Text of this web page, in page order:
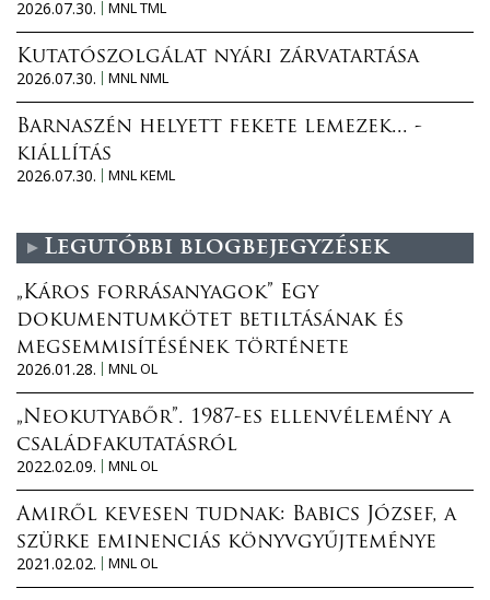
2026.07.30.
MNL TML
Kutatószolgálat nyári zárvatartása
2026.07.30.
MNL NML
Barnaszén helyett fekete lemezek... -
kiállítás
2026.07.30.
MNL KEML
Legutóbbi blogbejegyzések
„Káros forrásanyagok” Egy
dokumentumkötet betiltásának és
megsemmisítésének története
2026.01.28.
MNL OL
„Neokutyabőr”. 1987-es ellenvélemény a
családfakutatásról
2022.02.09.
MNL OL
Amiről kevesen tudnak: Babics József, a
szürke eminenciás könyvgyűjteménye
2021.02.02.
MNL OL